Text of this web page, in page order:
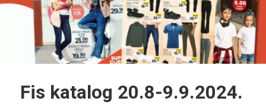
Fis katalog 20.8-9.9.2024.